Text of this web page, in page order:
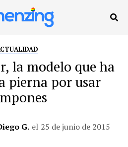
la modelo que ha
pierna por usar
G. el 25 de junio de 2015